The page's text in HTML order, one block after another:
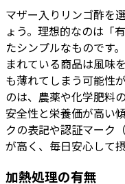
マザー入りリンゴ酢を
ょう。理想的なのは「
たシンプルなものです
まれている商品は風味
も薄れてしまう可能性
のは、農薬や化学肥料
安全性と栄養価が高い
クの表記や認証マーク
が高く、毎日安心して
加熱処理の有無